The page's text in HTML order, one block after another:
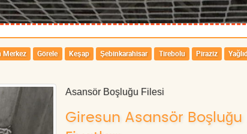
Merkez Görele Keşap Şebinkarahisar Tirebolu Piraziz
Asansör Boşluğu Filesi
Giresun Asansör Boşluğu